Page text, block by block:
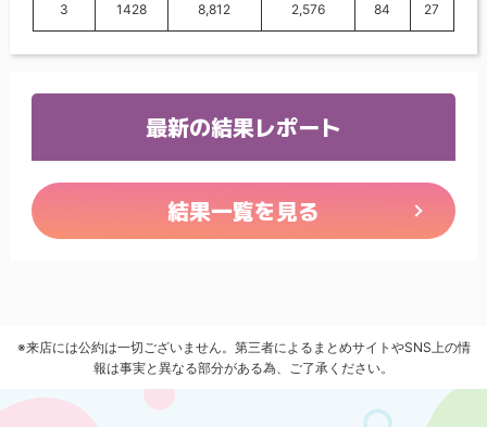
3 1428 8,812 2,576 84 27
最新の結果レポート
結果一覧を見る
※来店には公約は一切ございません。第三者によるまとめサイトやSNS上の情
報は事実と異なる部分がある為、ご了承ください。